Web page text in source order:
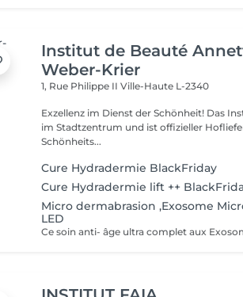
Institut de Beauté
Weber-Krier
1, Rue Philippe IIVille-Haute L-2340
Exzellenz im Dienst der Schönheit! Das Institut befindet sich seit 1970
im Stadtzentrum und ist offizieller
Schönheits...
Cure Hydradermie BlackFriday
Cure Hydradermie lift ++
Micro dermabrasion ,Exosome
LED